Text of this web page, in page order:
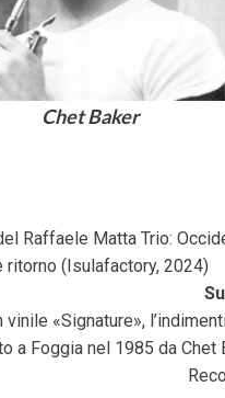
Chet Baker
Raffaele Matta Trio:
ritorno (Isulafactory, 2024)
vinile «Signature»,
a Foggia nel 1985 da Chet